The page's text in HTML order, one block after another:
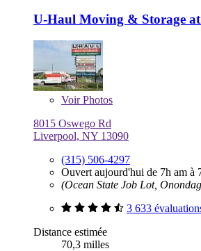
U-Haul Moving & Storage at
VoirPhotos
8015 Oswego Rd
Liverpool, NY 13090
(315) 506-4297
Ouvert aujourd'hui de 7h am à
(Ocean State Job Lot,
3 633
Distance estimée
70,3 milles